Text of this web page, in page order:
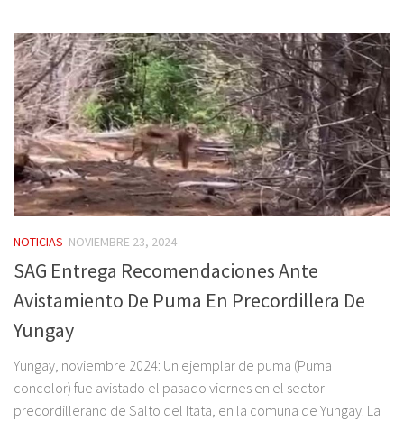
NOTICIAS NOVIEMBRE 23, 2024
SAG Entrega Recomendaciones Ante
Avistamiento De Puma En Precordillera De
Yungay
Yungay, noviembre 2024: Un ejemplar de puma (Puma
concolor) fue avistado el pasado viernes en el sector
precordillerano de Salto del Itata, en la comuna de Yungay. La